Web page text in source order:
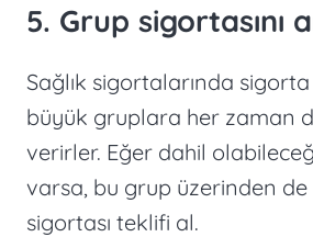
5. Grup sigortasını
Sağlık sigortalarında
büyük gruplara her zaman
verirler. Eğer dahil
varsa, bu grup üzerinden de
sigortası teklifi al.